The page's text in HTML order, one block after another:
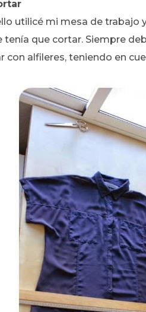
utilicé mi mesa de trabajo
tenía que cortar. Siempre
con alfileres, teniendo en